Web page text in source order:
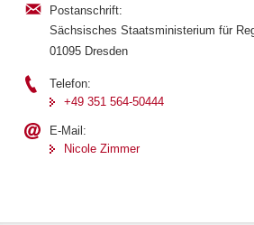
Postanschrift:
Sächsisches Staatsministerium für
01095 Dresden
Telefon:
+49 351 564-50444
E-Mail:
Nicole Zimmer